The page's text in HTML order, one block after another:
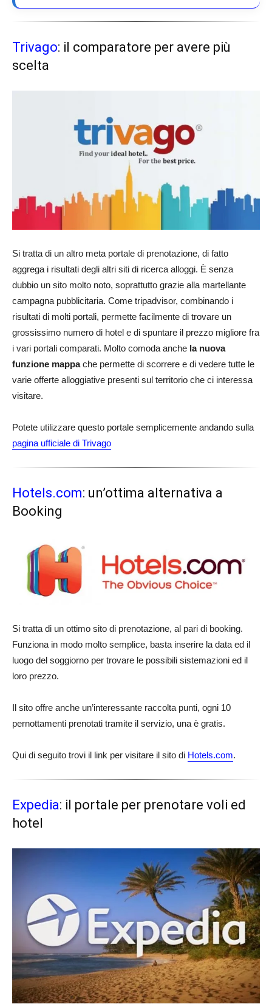
Trivago: il comparatore per avere più
scelta
Si tratta di un altro meta portale di prenotazione, di fatto
aggrega i risultati degli altri siti di ricerca alloggi. È senza
dubbio un sito molto noto, soprattutto grazie alla martellante
campagna pubblicitaria. Come tripadvisor, combinando i
risultati di molti portali, permette facilmente di trovare un
grossissimo numero di hotel e di spuntare il prezzo migliore fra
i vari portali comparati. Molto comoda anche la nuova
funzione mappache permette di scorrere e di vedere tutte le
varie offerte alloggiative presenti sul territorio che ci interessa
visitare.
Potete utilizzare questo portale semplicemente andando sulla
pagina ufficiale di Trivago
Hotels.com: un’ottima alternativa a
Booking
Si tratta di un ottimo sito di prenotazione, al pari di booking.
Funziona in modo molto semplice, basta inserire la data ed il
luogo del soggiorno per trovare le possibili sistemazioni ed il
loro prezzo.
Il sito offre anche un’interessante raccolta punti, ogni 10
pernottamenti prenotati tramite il servizio, una è gratis.
Qui di seguito trovi il link per visitare il sito di Hotels.com.
Expedia: il portale per prenotare voli ed
hotel